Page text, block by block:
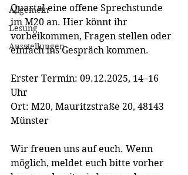
Allgemein
Lesung
Ausstellungen
Quartal eine offene Sprechstunde
im M20 an. Hier könnt ihr
vorbeikommen, Fragen stellen oder
einfach ins Gespräch kommen.
Erster Termin: 09.12.2025, 14–16
Uhr
Ort: M20, Mauritzstraße 20, 48143
Münster
Wir freuen uns auf euch. Wenn
möglich, meldet euch bitte vorher